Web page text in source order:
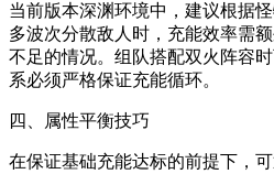
当前版本深渊环境中，建议根据
多波次分散敌人时，充能效率需
不足的情况。组队搭配双火阵容
系必须严格保证充能循环。
四、属性平衡技巧
在保证基础充能达标的前提下，